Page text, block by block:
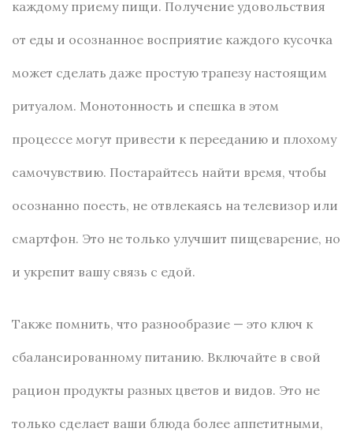
каждому приему пищи. Получение удовольствия
от еды и осознанное восприятие каждого кусочка
может сделать даже простую трапезу настоящим
ритуалом. Монотонность и спешка в этом
процессе могут привести к перееданию и плохому
самочувствию. Постарайтесь найти время, чтобы
осознанно поесть, не отвлекаясь на телевизор или
смартфон. Это не только улучшит пищеварение, но
и укрепит вашу связь с едой.
Также помнить, что разнообразие — это ключ к
сбалансированному питанию. Включайте в свой
рацион продукты разных цветов и видов. Это не
только сделает ваши блюда более аппетитными,